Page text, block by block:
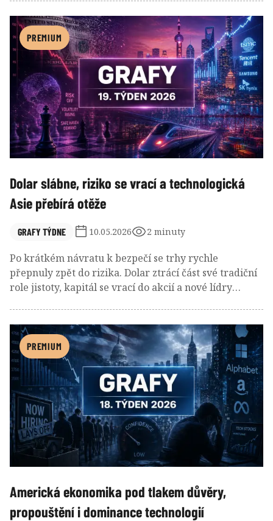
Současná AI vlna tak stále výrazněji přepisuje podobu
celé ekonomiky i finančních trhů.
PREMIUM
Dolar slábne, riziko se vrací a technologická
Asie přebírá otěže
GRAFY TÝDNE 10.05.2026 2 minuty
Po krátkém návratu k bezpečí se trhy rychle
přepnuly zpět do rizika. Dolar ztrácí část své tradiční
role jistoty, kapitál se vrací do akcií a nové lídry
sentimentu a silných strukturálních trendů tak
vytváří prostředí, které je pro investory plné
příležitostí, ale i překvapivých zvratů.
PREMIUM
Americká ekonomika pod tlakem důvěry,
propouštění i dominance technologií